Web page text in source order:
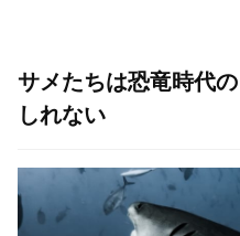
サメたちは恐竜時代
しれない